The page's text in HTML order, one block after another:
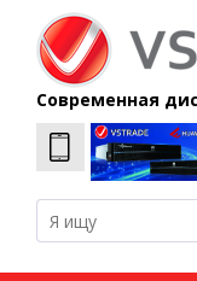
Современная